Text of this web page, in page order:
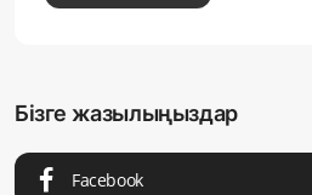
Бізге жазылыңыздар
Facebook